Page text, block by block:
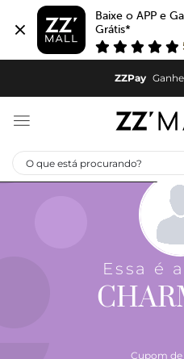
Baixe o APP e
Grátis*
ZZPay
Cashback em
Essa é
Cupom